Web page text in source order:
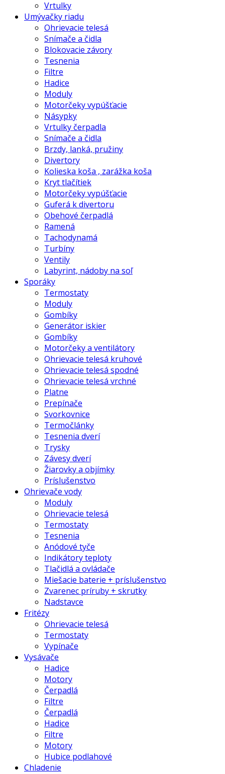
Vrtulky
Umývačky riadu
Ohrievacie telesá
Snímače a čidla
Blokovacie závory
Tesnenia
Filtre
Hadice
Moduly
Motorčeky vypúšťacie
Násypky
Vrtulky čerpadla
Snímače a čidla
Brzdy, lanká, pružiny
Divertory
Kolieska koša , zarážka koša
Kryt tlačítiek
Motorčeky vypúšťacie
Guferá k divertoru
Obehové čerpadlá
Ramená
Tachodynamá
Turbíny
Ventily
Labyrint, nádoby na soľ
Sporáky
Termostaty
Moduly
Gombíky
Generátor iskier
Gombíky
Motorčeky a ventilátory
Ohrievacie telesá kruhové
Ohrievacie telesá spodné
Ohrievacie telesá vrchné
Platne
Prepínače
Svorkovnice
Termočlánky
Tesnenia dverí
Trysky
Závesy dverí
Žiarovky a objímky
Príslušenstvo
Ohrievače vody
Moduly
Ohrievacie telesá
Termostaty
Tesnenia
Anódové tyče
Indikátory teploty
Tlačidlá a ovládače
Miešacie baterie + príslušenstvo
Zvarenec príruby + skrutky
Nadstavce
Fritézy
Ohrievacie telesá
Termostaty
Vypínače
Vysávače
Hadice
Motory
Čerpadlá
Filtre
Čerpadlá
Hadice
Filtre
Motory
Hubice podlahové
Chladenie